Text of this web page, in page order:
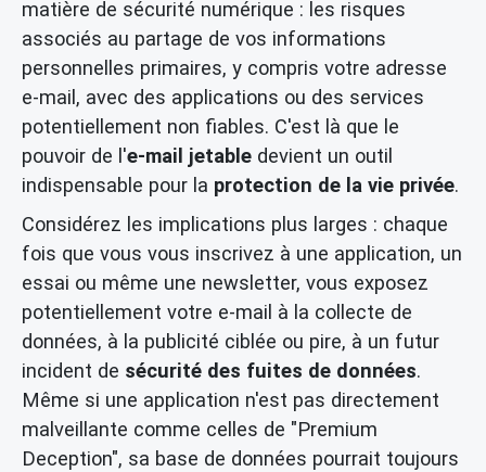
matière de sécurité numérique : les risques
associés au partage de vos informations
personnelles primaires, y compris votre adresse
e-mail, avec des applications ou des services
potentiellement non fiables. C'est là que le
pouvoir de l'e-mail jetable devient un outil
indispensable pour la protection de la vie privée.
Considérez les implications plus larges : chaque
fois que vous vous inscrivez à une application, un
essai ou même une newsletter, vous exposez
potentiellement votre e-mail à la collecte de
données, à la publicité ciblée ou pire, à un futur
incident de sécurité des fuites de données.
Même si une application n'est pas directement
malveillante comme celles de "Premium
Deception", sa base de données pourrait toujours